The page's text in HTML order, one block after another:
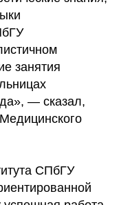
занятия
— сказал,
СПбГУ